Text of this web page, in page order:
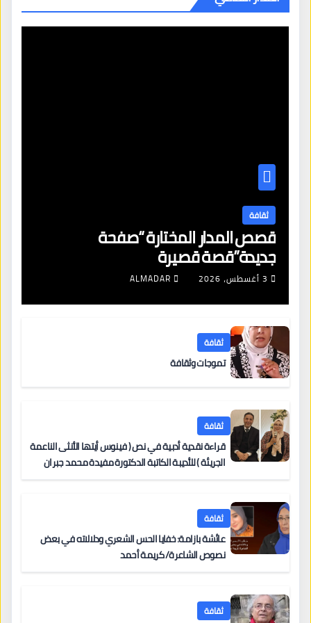
ثقافة
قصص المدار المختارة “صفحة
جديدة”قصة قصيرة
3 أغسطس، 2026 ALMADAR
ثقافة
تموجات وثقافة
ثقافة
قراءة نقدية أدبية في نص ( فينوس أيتها الأنثى الناعمة
الجريئة ) للأديبة الكاتبة الدكتورة مفيدة محمد جبران
ثقافة
عائشة بازامة: خفايا الحس الشعري ودلالاته في بعض
نصوص الشاعرة/ كريمة أحمد
ثقافة